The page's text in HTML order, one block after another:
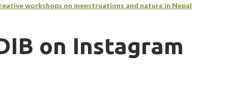
workshops on menstruations and nature in Nepal
on Instagram